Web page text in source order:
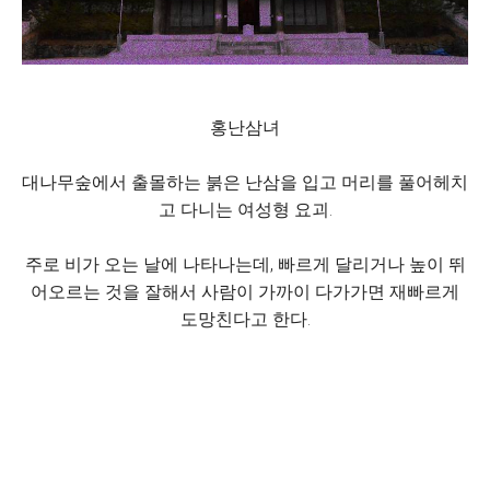
홍난삼녀
대나무숲에서 출몰하는 붉은 난삼을 입고 머리를 풀어헤치
고 다니는 여성형 요괴.
주로 비가 오는 날에 나타나는데, 빠르게 달리거나 높이 뛰
어오르는 것을 잘해서 사람이 가까이 다가가면 재빠르게
도망친다고 한다.